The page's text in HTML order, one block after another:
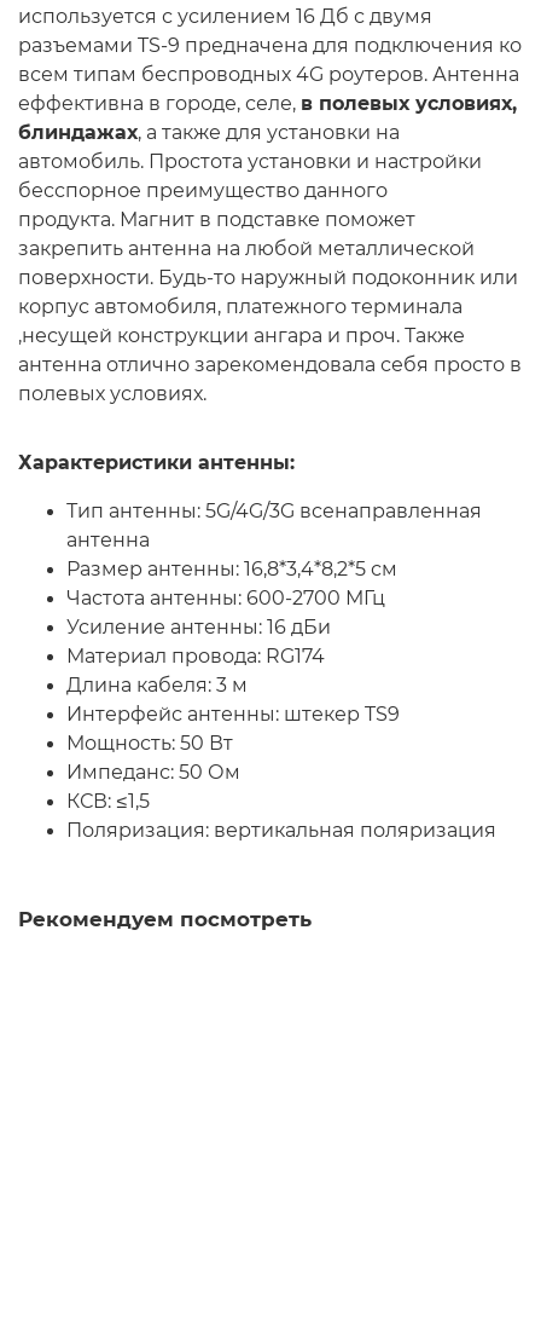
используется с усилением 16 Дб с двумя
разъемами TS-9 предначена для подключения ко
всем типам беспроводных 4G роутеров. Антенна
еффективна в городе, селе, в полевых условиях,
блиндажах, а также для установки на
автомобиль. Простота установки и настройки
бесспорное преимущество данного
продукта. Магнит в подставке поможет
закрепить антенна на любой металлической
поверхности. Будь-то наружный подоконник или
корпус автомобиля, платежного терминала
,несущей конструкции ангара и проч. Также
антенна отлично зарекомендовала себя просто в
полевых условиях.
Характеристики антенны:
Тип антенны: 5G/4G/3G всенаправленная
антенна
Размер антенны: 16,8*3,4*8,2*5 см
Частота антенны: 600-2700 МГц
Усиление антенны: 16 дБи
Материал провода: RG174
Длина кабеля: 3 м
Интерфейс антенны: штекер TS9
Мощность: 50 Вт
Импеданс: 50 Ом
КСВ: ≤1,5
Поляризация: вертикальная поляризация
Рекомендуем посмотреть